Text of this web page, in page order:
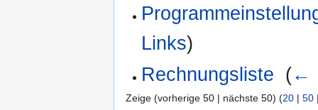
Links)
Rechnungsliste (←
Zeige (vorherige 50 | nächste 50) (20 | 50